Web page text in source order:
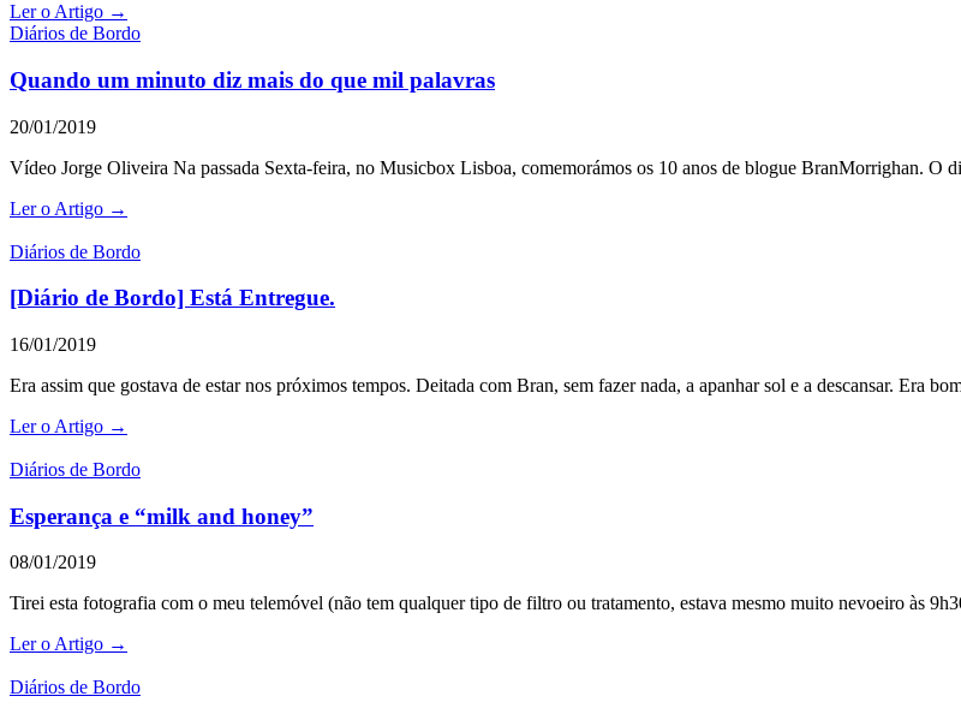
Ler o Artigo →
Diários de Bordo
Quando um minuto diz mais do que mil palavras
20/01/2019
Vídeo Jorge Oliveira Na passada Sexta-feira, no Musicbox Lisboa, comemorámos os 10 anos de blogue BranMorrighan. O
Ler o Artigo →
Diários de Bordo
[Diário de Bordo] Está Entregue.
16/01/2019
Era assim que gostava de estar nos próximos tempos. Deitada com Bran, sem fazer nada, a apanhar sol e a descansar. Era
Ler o Artigo →
Diários de Bordo
Esperança e “milk and honey”
08/01/2019
Tirei esta fotografia com o meu telemóvel (não tem qualquer tipo de filtro ou tratamento, estava mesmo muito nevoeiro às
Ler o Artigo →
Diários de Bordo